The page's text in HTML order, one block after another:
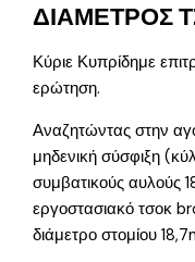
ΔΙΑΜΕΤΡΟΣ
Κύριε Κυπρίδημε
ερώτηση.
Αναζητώντας στην
μηδενική σύσφιξη
συμβατικούς αυλούς
εργοστασιακό τσοκ
διάμετρο στομίου